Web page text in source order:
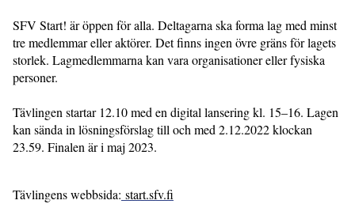
SFV Start! är öppen för alla. Deltagarna ska forma lag med minst
tre medlemmar eller aktörer. Det finns ingen övre gräns för lagets
storlek. Lagmedlemmarna kan vara organisationer eller fysiska
personer.
Tävlingen startar 12.10 med en digital lansering kl. 15–16. Lagen
kan sända in lösningsförslag till och med 2.12.2022 klockan
23.59. Finalen är i maj 2023.
Tävlingens webbsida: start.sfv.fi